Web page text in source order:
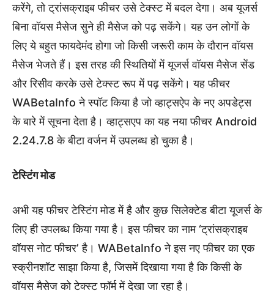
करेंगे, तो ट्रांसक्राइब फीचर उसे टेक्स्ट में बदल देगा। अब यूजर्स
बिना वॉयस मैसेज सुने ही मैसेज को पढ़ सकेंगे। यह उन लोगों के
लिए ये बहुत फायदेमंद होगा जो किसी जरूरी काम के दौरान वॉयस
मैसेज भेजते हैं। इस तरह की स्थितियों में यूजर्स वॉयस मैसेज सेंड
और रिसीव करके उसे टेक्स्ट रूप में पढ़ सकेंगे। यह फीचर
WABetaInfo ने स्पॉट किया है जो व्हाट्सऐप के नए अपडेट्स
के बारे में सूचना देता है। व्हाट्सएप का यह नया फीचर Android
2.24.7.8 के बीटा वर्जन में उपलब्ध हो चुका है।
टेस्टिंग मोड
अभी यह फीचर टेस्टिंग मोड में है और कुछ सिलेक्टेड बीटा यूजर्स के
लिए ही उपलब्ध किया गया है। इस फीचर का नाम ‘ट्रांसक्राइब
वॉयस नोट फीचर’ है। WABetaInfo ने इस नए फीचर का एक
स्क्रीनशॉट साझा किया है, जिसमें दिखाया गया है कि किसी के
वॉयस मैसेज को टेक्स्ट फॉर्म में देखा जा रहा है।